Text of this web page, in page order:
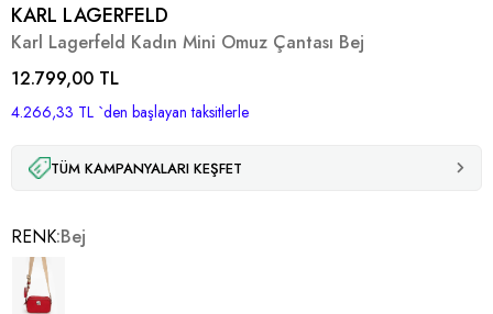
KARL LAGERFELD
Karl Lagerfeld Kadın Mini Omuz Çantası Bej
12.799,00 TL
4.266,33 TL `den başlayan taksitlerle
TÜM KAMPANYALARI KEŞFET
RENK Bej